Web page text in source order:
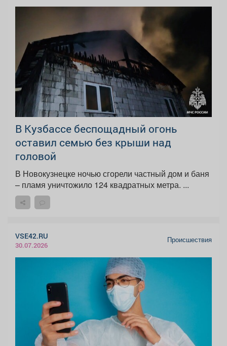
В Кузбассе беспощадный огонь
оставил семью без крыши над
головой
В Новокузнецке ночью сгорели частный дом и баня
– пламя уничтожило 124 квадратных метра. ...
VSE42.RU
30.07.2026
Происшествия